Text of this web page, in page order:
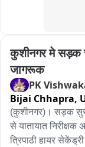
के समक्ष पेश किया है।
प्रयास कर रही है।
कुशीनगर मे सड़क
जागरूक
PK
Bijai Chhapra,
(कुशीनगर)। सड़क
से यातायात निरीक्षक
त्रिपाठी हायर